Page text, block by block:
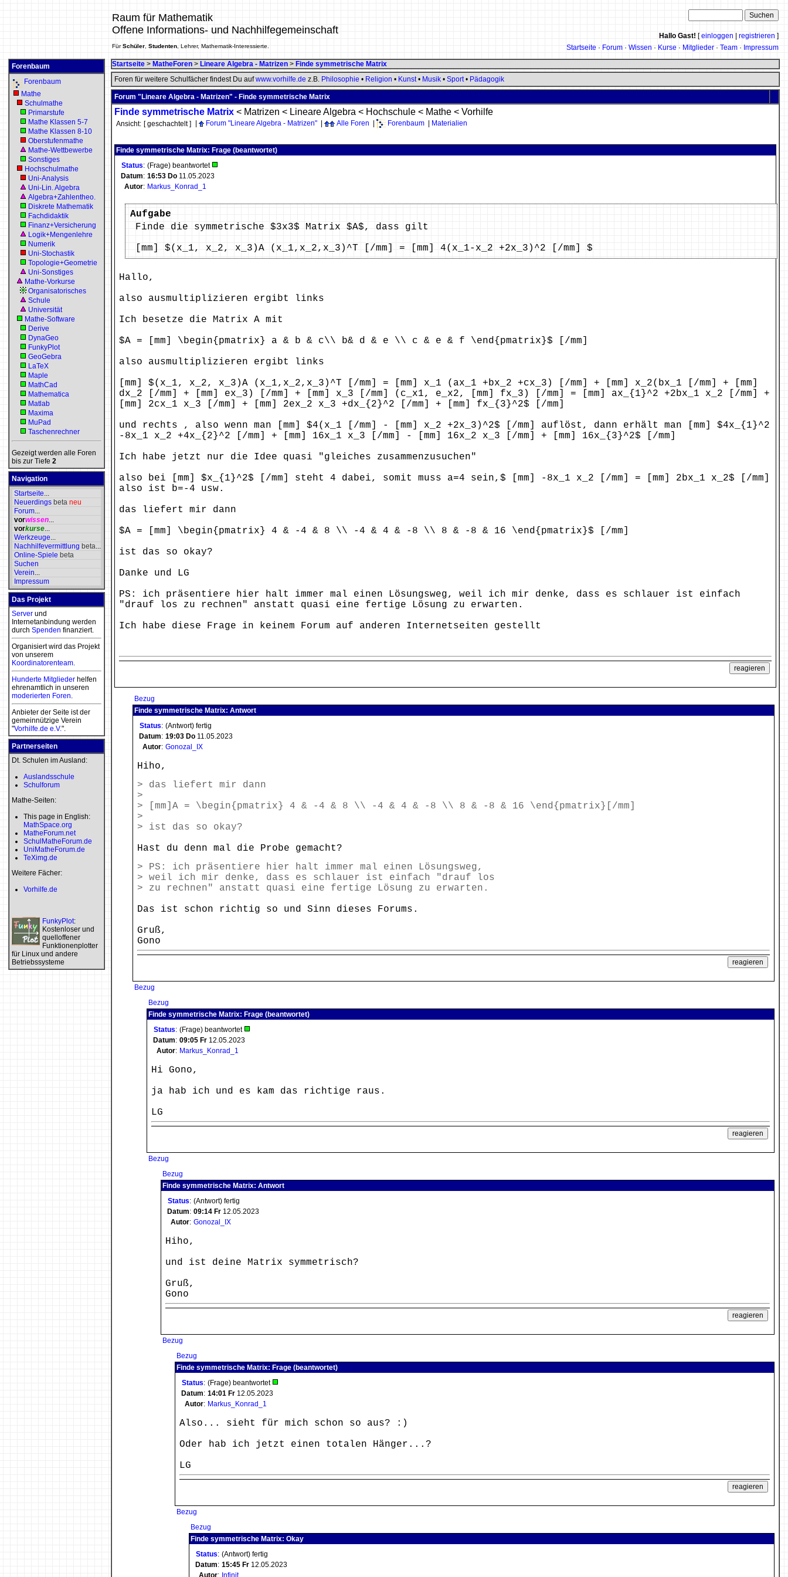
Raum für Mathematik
Offene Informations- und Nachhilfegemeinschaft
FürSchüler Studenten , Lehrer, Mathematik-Interessierte.
Hallo Gast! [einloggen registrieren ]
Startseite · Forum · Wissen · Kurse · Mitglieder · Team · Impressum
Forenbaum
Forenbaum
Mathe
Schulmathe
Primarstufe
Mathe Klassen 5-7
Mathe Klassen 8-10
Oberstufenmathe
Mathe-Wettbewerbe
Sonstiges
Hochschulmathe
Uni-Analysis
Uni-Lin. Algebra
Algebra+Zahlentheo.
Diskrete Mathematik
Fachdidaktik
Finanz+Versicherung
Logik+Mengenlehre
Numerik
Uni-Stochastik
Topologie+Geometrie
Uni-Sonstiges
Mathe-Vorkurse
Organisatorisches
Schule
Universität
Mathe-Software
Derive
DynaGeo
FunkyPlot
GeoGebra
LaTeX
Maple
MathCad
Mathematica
Matlab
Maxima
MuPad
Taschenrechner
Gezeigt werden alle Foren
bis zur Tiefe 2
Navigation
Startseite...
Neuerdings beta neu
Forum...
vorwissen...
vorkurse...
Werkzeuge...
Nachhilfevermittlung beta...
Online-Spiele beta
Suchen
Verein...
Impressum
Das Projekt
Server und
Internetanbindung werden
durch Spenden finanziert.
Organisiert wird das Projekt
von unserem
Koordinatorenteam.
Hunderte Mitglieder helfen
ehrenamtlich in unseren
moderierten Foren.
Anbieter der Seite ist der
gemeinnützige Verein
"Vorhilfe.de e.V.".
Partnerseiten
Dt. Schulen im Ausland:
Auslandsschule
Schulforum
Mathe-Seiten:
This page in English:
MathSpace.org
MatheForum.net
SchulMatheForum.de
UniMatheForum.de
TeXimg.de
Weitere Fächer:
Vorhilfe.de
FunkyPlot:
Kostenloser und
quelloffener
Funktionenplotter
für Linux und andere
Betriebssysteme
Startseite > MatheForen > Lineare Algebra - Matrizen > Finde symmetrische Matrix
Foren für weitere Schulfächer findest Du aufwww.vorhilfe.de z.B. Philosophie • Religion • Kunst• Musik • Sport• Pädagogik
Forum "Lineare Algebra - Matrizen" - Finde symmetrische Matrix
Finde symmetrische Matrix < Matrizen < Lineare Algebra < Hochschule < Mathe < Vorhilfe
Ansicht: [ geschachtelt ] Forum "Lineare Algebra - Matrizen" Alle Foren Forenbaum Materialien
Finde symmetrische Matrix: Frage (beantwortet)
Status: (Frage) beantwortet
Datum: 16:53 Do 11.05.2023
Autor: Markus_Konrad_1
Aufgabe
Finde die symmetrische $3x3$ Matrix $A$, dass gilt
[mm] $(x_1, x_2, x_3)A (x_1,x_2,x_3)^T [/mm] = [mm] 4(x_1-x_2 +2x_3)^2 [/mm] $
Hallo,
also ausmultiplizieren ergibt links
Ich besetze die Matrix A mit
$A = [mm] \begin{pmatrix} a & b & c\\ b& d & e \\ c & e & f \end{pmatrix}$ [/mm]
also ausmultiplizieren ergibt links
[mm] $(x_1, x_2, x_3)A (x_1,x_2,x_3)^T [/mm] = [mm] x_1 (ax_1 +bx_2 +cx_3) [/mm] + [mm] x_2(bx_1 [/mm] + [mm]
dx_2 [/mm] + [mm] ex_3) [/mm] + [mm] x_3 [/mm] (c_x1, e_x2, [mm] fx_3) [/mm] = [mm] ax_{1}^2 +2bx_1 x_2 [/mm] +
[mm] 2cx_1 x_3 [/mm] + [mm] 2ex_2 x_3 +dx_{2}^2 [/mm] + [mm] fx_{3}^2$ [/mm]
und rechts , also wenn man [mm] $4(x_1 [/mm] - [mm] x_2 +2x_3)^2$ [/mm] auflöst, dann erhält man [mm] $4x_{1}^2
-8x_1 x_2 +4x_{2}^2 [/mm] + [mm] 16x_1 x_3 [/mm] - [mm] 16x_2 x_3 [/mm] + [mm] 16x_{3}^2$ [/mm]
Ich habe jetzt nur die Idee quasi "gleiches zusammenzusuchen"
also bei [mm] $x_{1}^2$ [/mm] steht 4 dabei, somit muss a=4 sein,$ [mm] -8x_1 x_2 [/mm] = [mm] 2bx_1 x_2$ [/mm]
also ist b=-4 usw.
das liefert mir dann
$A = [mm] \begin{pmatrix} 4 & -4 & 8 \\ -4 & 4 & -8 \\ 8 & -8 & 16 \end{pmatrix}$ [/mm]
ist das so okay?
Danke und LG
PS: ich präsentiere hier halt immer mal einen Lösungsweg, weil ich mir denke, dass es schlauer ist einfach
"drauf los zu rechnen" anstatt quasi eine fertige Lösung zu erwarten.
Ich habe diese Frage in keinem Forum auf anderen Internetseiten gestellt
Bezug
Finde symmetrische Matrix: Antwort
Status: (Antwort) fertig
Datum: 19:03 Do 11.05.2023
Autor: Gonozal_IX
Hiho,
> das liefert mir dann
>
> [mm]A = \begin{pmatrix} 4 & -4 & 8 \\ -4 & 4 & -8 \\ 8 & -8 & 16 \end{pmatrix}[/mm]
>
> ist das so okay?
Hast du denn mal die Probe gemacht?
> PS: ich präsentiere hier halt immer mal einen Lösungsweg,
> weil ich mir denke, dass es schlauer ist einfach "drauf los
> zu rechnen" anstatt quasi eine fertige Lösung zu erwarten.
Das ist schon richtig so und Sinn dieses Forums.
Gruß,
Gono
Bezug
Bezug
Finde symmetrische Matrix: Frage (beantwortet)
Status: (Frage) beantwortet
Datum: 09:05 Fr 12.05.2023
Autor: Markus_Konrad_1
Hi Gono,
ja hab ich und es kam das richtige raus.
LG
Bezug
Bezug
Finde symmetrische Matrix: Antwort
Status: (Antwort) fertig
Datum: 09:14 Fr 12.05.2023
Autor: Gonozal_IX
Hiho,
und ist deine Matrix symmetrisch?
Gruß,
Gono
Bezug
Bezug
Finde symmetrische Matrix: Frage (beantwortet)
Status: (Frage) beantwortet
Datum: 14:01 Fr 12.05.2023
Autor: Markus_Konrad_1
Also... sieht für mich schon so aus? :)
Oder hab ich jetzt einen totalen Hänger...?
LG
Bezug
Bezug
Finde symmetrische Matrix: Okay
Status: (Antwort) fertig
Datum: 15:45 Fr 12.05.2023
Autor: Infinit